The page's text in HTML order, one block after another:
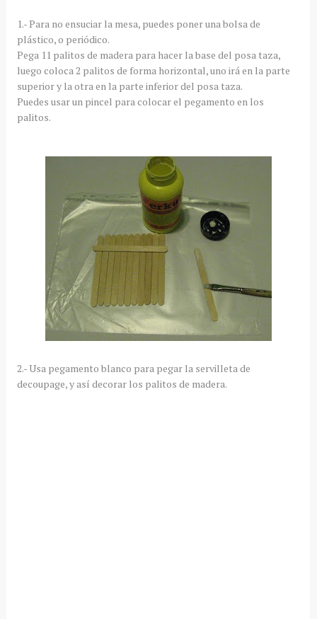
1.- Para no ensuciar la mesa, puedes poner una bolsa de
plástico, o periódico.
Pega 11 palitos de madera para hacer la base del posa taza,
luego coloca 2 palitos de forma horizontal, uno irá en la parte
superior y la otra en la parte inferior del posa taza.
Puedes usar un pincel para colocar el pegamento en los
palitos.
2.- Usa pegamento blanco para pegar la servilleta de
decoupage, y así decorar los palitos de madera.